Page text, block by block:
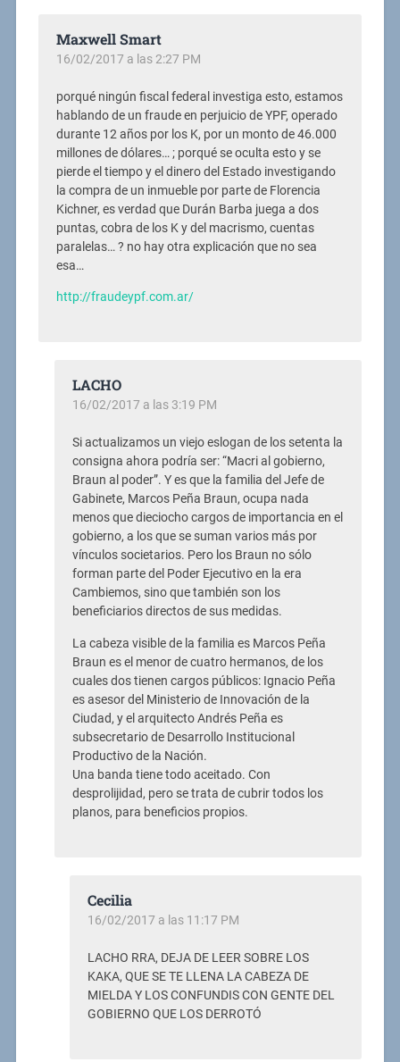
Maxwell Smart
16/02/2017 a las 2:27 PM
porqué ningún fiscal federal investiga esto, estamos
hablando de un fraude en perjuicio de YPF, operado
durante 12 años por los K, por un monto de 46.000
millones de dólares… ; porqué se oculta esto y se
pierde el tiempo y el dinero del Estado investigando
la compra de un inmueble por parte de Florencia
Kichner, es verdad que Durán Barba juega a dos
puntas, cobra de los K y del macrismo, cuentas
paralelas… ? no hay otra explicación que no sea
esa…
http://fraudeypf.com.ar/
LACHO
16/02/2017 a las 3:19 PM
Si actualizamos un viejo eslogan de los setenta la
consigna ahora podría ser: “Macri al gobierno,
Braun al poder”. Y es que la familia del Jefe de
Gabinete, Marcos Peña Braun, ocupa nada
menos que dieciocho cargos de importancia en el
gobierno, a los que se suman varios más por
vínculos societarios. Pero los Braun no sólo
forman parte del Poder Ejecutivo en la era
Cambiemos, sino que también son los
beneficiarios directos de sus medidas.
La cabeza visible de la familia es Marcos Peña
Braun es el menor de cuatro hermanos, de los
cuales dos tienen cargos públicos: Ignacio Peña
es asesor del Ministerio de Innovación de la
Ciudad, y el arquitecto Andrés Peña es
subsecretario de Desarrollo Institucional
Productivo de la Nación.
Una banda tiene todo aceitado. Con
desprolijidad, pero se trata de cubrir todos los
planos, para beneficios propios.
Cecilia
16/02/2017 a las 11:17 PM
LACHO RRA, DEJA DE LEER SOBRE LOS
KAKA, QUE SE TE LLENA LA CABEZA DE
MIELDA Y LOS CONFUNDIS CON GENTE DEL
GOBIERNO QUE LOS DERROTÓ